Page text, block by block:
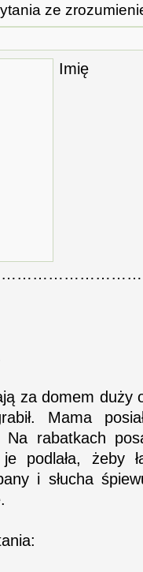
ze
za domem duży
Mama
rabatkach
podlała, żeby
i słucha